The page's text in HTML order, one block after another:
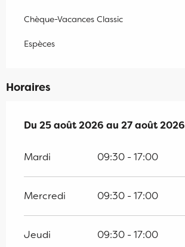
Chèque-Vacances Classic
Espèces
Horaires
Du 25 août 2026 au 27 août 2026
Du 25 août 2026 au 27 août 2026
Mardi 09:30 - 17:00
Mercredi 09:30 - 17:00
Jeudi 09:30 - 17:00